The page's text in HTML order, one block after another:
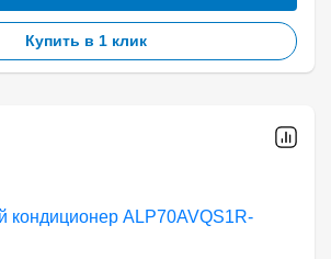
Купить в 1 клик